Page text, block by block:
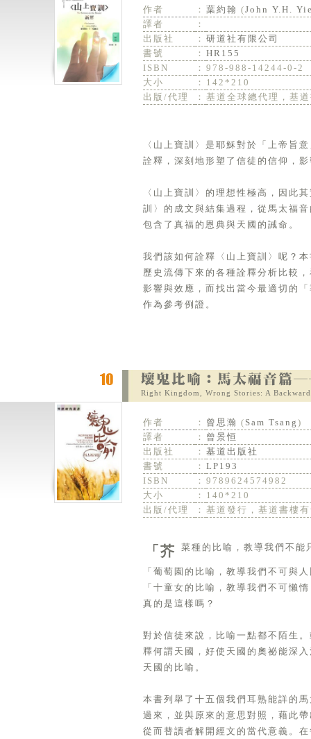
作者 ： 葉約翰 (John Y.H.
譯者
：
出版社
： 研道社有限公司
書號
： HR155
ISBN
： 978-988-14244-0-2
大小
： 142*210
出版/代理
： 基道全球總代理，基
〈山上寶訓〉是耶穌對於「上帝旨
詮釋，深刻地形塑了信徒的信仰，
〈山上寶訓〉的理想性極高，因此
訓〉的成文與結集過程，從馬太福
包含了真福的恩典與天國的誡命。
我們該如何詮釋〈山上寶訓〉呢？
歷史流傳下來的各種詮釋分析比較
影響與效應，而找出當今最適切的
作為參考例證。
Right Kingdom, Wrong Stories: A
作者 ： 曾思瀚 ( Sam Tsang )
譯者
： 曾景恒
出版社
： 基道出版社
書號
： LP193
ISBN
： 9789624574982
大小
： 140*210
出版/代理
： 基道發行，基道書樓
「芥菜種的比喻，教導我們不
「葡萄園的比喻，教導我們不可與
「十童女的比喻，教導我們不可懶
真的是這樣嗎？
對於信徒來說，比喻一點都不陌生
釋何謂天國，好使天國的奧祕能深
天國的比喻。
本書列舉了十五個我們耳熟能詳的
過來，並與原來的意思對照，藉此
從而替讀者解開經文的當代意義。